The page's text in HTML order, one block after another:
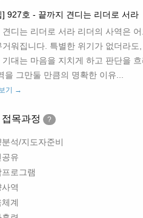
] 927호 - 끝까지 견디는 리더로 서라
견디는 리더로 서라 리더의 사역은
거워집니다. 특별한 위기가 없더라도
기대는 마음을 지치게 하고 판단을
을 그만둘 만큼의 명확한 이유...
기 →
목과정 ?
분석/지도자준비
공유
프로그램
역
계